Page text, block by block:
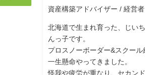
資産構築アドバイザー / 経営者
北海道で生まれ育った、じい
んっ子です。
プロスノーボーダー&スクール
一生懸命やってきました。
怪我や疲労が重なり、セカン